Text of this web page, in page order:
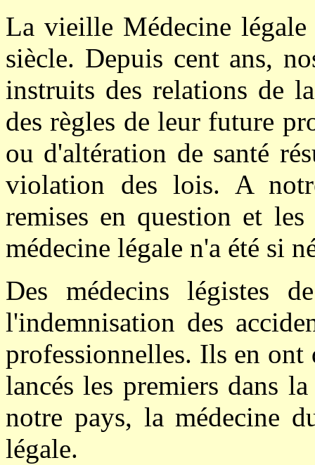
La vieille Médecine
siècle. Depuis cent ans,
instruits des relations de
des règles de leur future
ou d'altération de santé
violation des lois. A
remises en question et
médecine légale n'a été si
Des médecins légistes
l'indemnisation des
professionnelles. Ils en ont
lancés les premiers dans
notre pays, la médecine
légale.